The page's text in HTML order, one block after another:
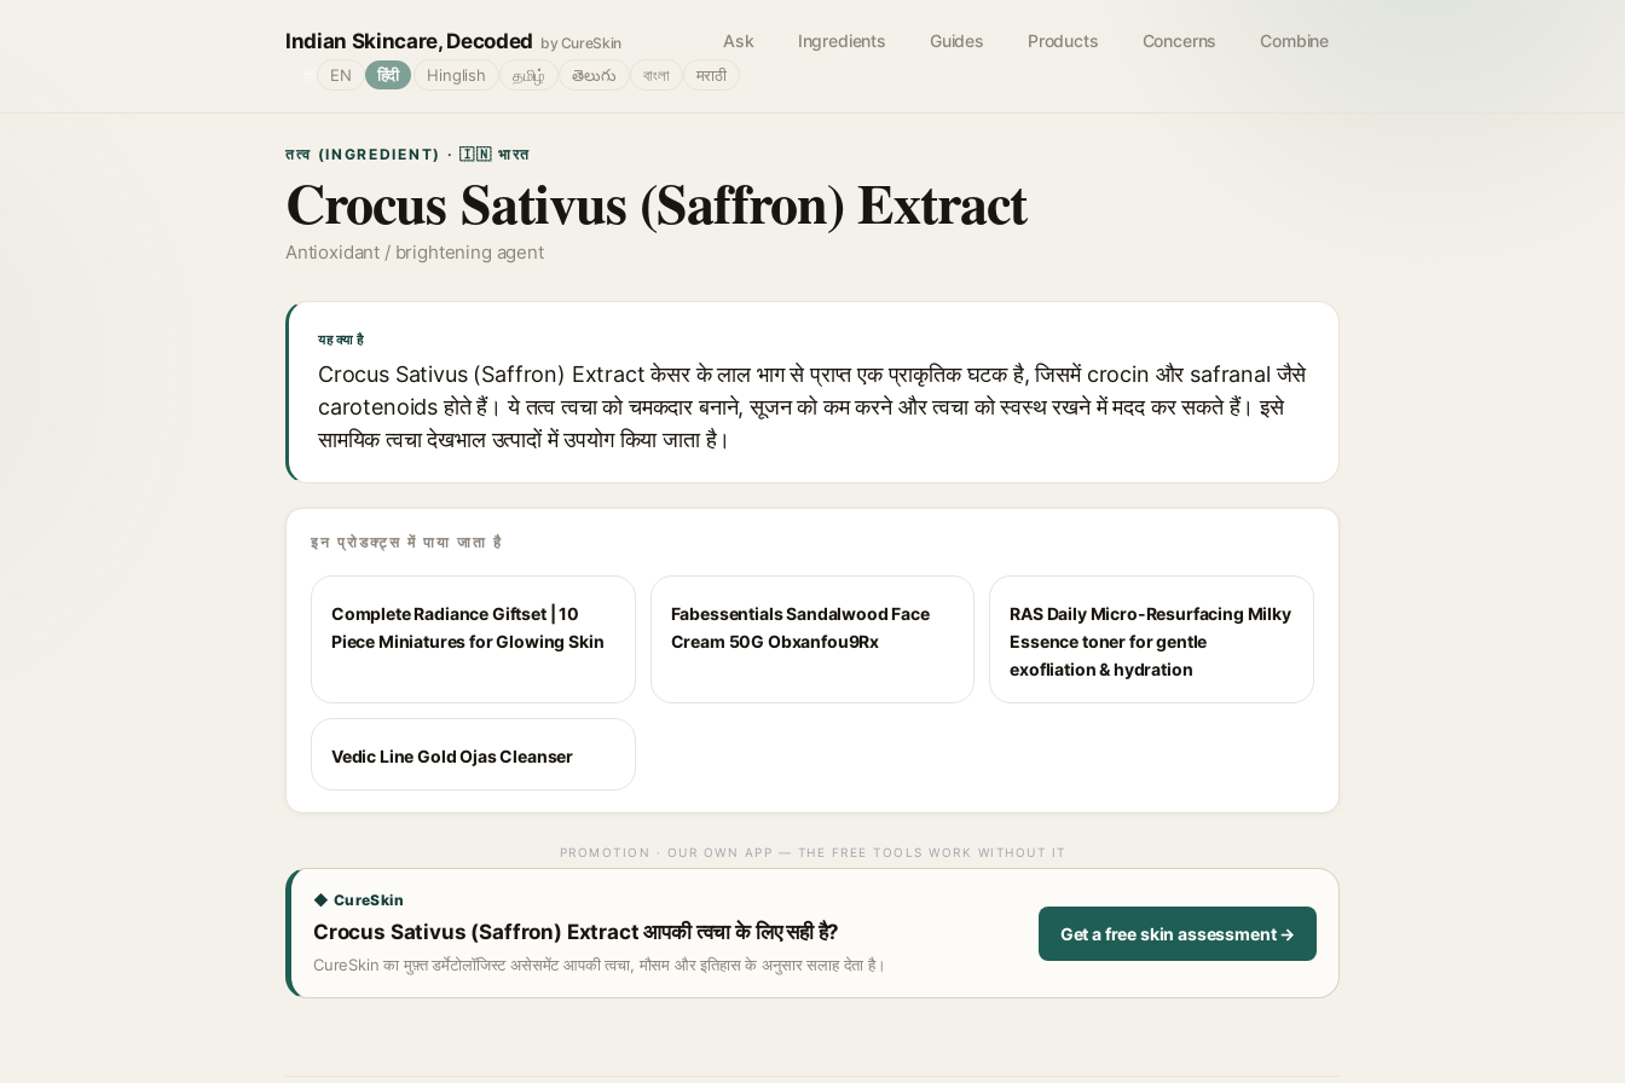
Indian Skincare, Decoded by CureSkin Ask Ingredients Guides Products Concerns Combine
EN हिंदी Hinglish தமிழ் తెలుగు বাংলা मराठी
तत्व (INGREDIENT) · 🇮🇳 भारत
Crocus Sativus (Saffron) Extract
Antioxidant / brightening agent
यह क्या है
Crocus Sativus (Saffron) Extract केसर के लाल भाग से प्राप्त एक प्राकृतिक घटक है, जिसमें crocin और safranal जैसे
carotenoids होते हैं। ये तत्व त्वचा को चमकदार बनाने, सूजन को कम करने और त्वचा को स्वस्थ रखने में मदद कर सकते हैं। इसे
सामयिक त्वचा देखभाल उत्पादों में उपयोग किया जाता है।
इन प्रोडक्ट्स में पाया जाता है
Complete Radiance Giftset | 10
Piece Miniatures for Glowing Skin
Fabessentials Sandalwood Face
Cream 50G Obxanfou9Rx
RAS Daily Micro-Resurfacing Milky
Essence toner for gentle
exofliation & hydration
Vedic Line Gold Ojas Cleanser
PROMOTION · OUR OWN APP — THE FREE TOOLS WORK WITHOUT IT
◆ CureSkin
Crocus Sativus (Saffron) Extract आपकी त्वचा के लिए सही है?
CureSkin का मुफ़्त डर्मेटोलॉजिस्ट असेसमेंट आपकी त्वचा, मौसम और इतिहास के अनुसार सलाह देता है।
Get a free skin assessment →